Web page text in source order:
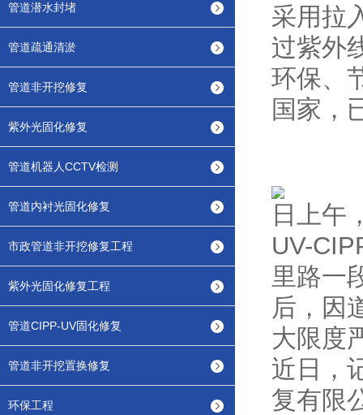
管道潜水封堵
管道疏通清淤
管道非开挖修复
紫外光固化修复
管道机器人CCTV检测
管道内衬光固化修复
市政管道非开挖修复工程
紫外光固化修复工程
管道CIPP-UV固化修复
管道非开挖置换修复
环保工程
采用拉
过紫外
环保、
国家，
日上午
UV-
里路一
后，因
大限度
近日，
复有限